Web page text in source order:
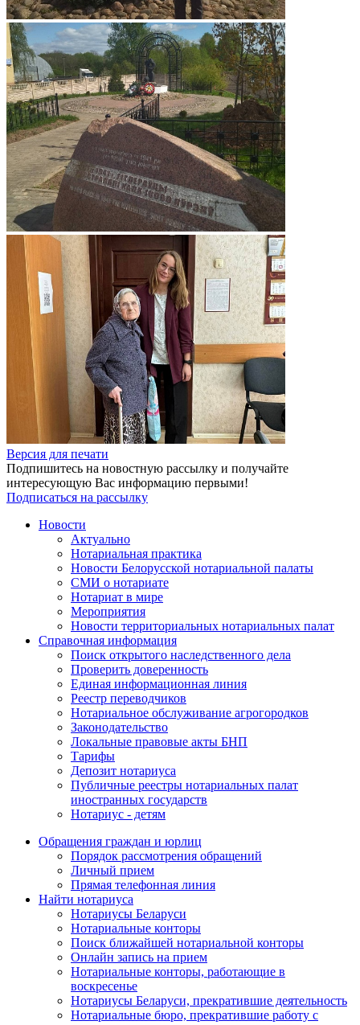
Версия для печати
Подпишитесь на новостную рассылку и получайте
интересующую Вас информацию первыми!
Подписаться на рассылку
Новости
Актуально
Нотариальная практика
Новости Белорусской нотариальной палаты
СМИ о нотариате
Нотариат в мире
Мероприятия
Новости территориальных нотариальных палат
Справочная информация
Поиск открытого наследственного дела
Проверить доверенность
Единая информационная линия
Реестр переводчиков
Нотариальное обслуживание агрогородков
Законодательство
Локальные правовые акты БНП
Тарифы
Депозит нотариуса
Публичные реестры нотариальных палат
иностранных государств
Нотариус - детям
Обращения граждан и юрлиц
Порядок рассмотрения обращений
Личный прием
Прямая телефонная линия
Найти нотариуса
Нотариусы Беларуси
Нотариальные конторы
Поиск ближайшей нотариальной конторы
Онлайн запись на прием
Нотариальные конторы, работающие в
воскресенье
Нотариусы Беларуси, прекратившие деятельность
Нотариальные бюро, прекратившие работу с